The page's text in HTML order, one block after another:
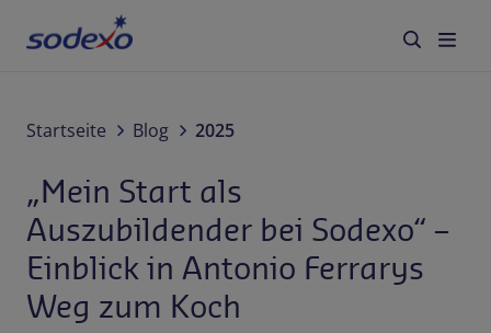
Services & Brands
Branchen
Über Sodexo
Karriere
Startseite Blog 2025
„Mein Start als
Auszubildender bei Sodexo“ –
Einblick in Antonio Ferrarys
Weg zum Koch